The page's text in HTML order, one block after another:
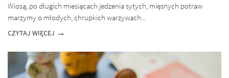
Wiosą, po długich miesiącach jedzenia sytych, mięsnych potraw
marzymy o młodych, chrupkich warzywach...
CZYTAJ WIĘCEJ